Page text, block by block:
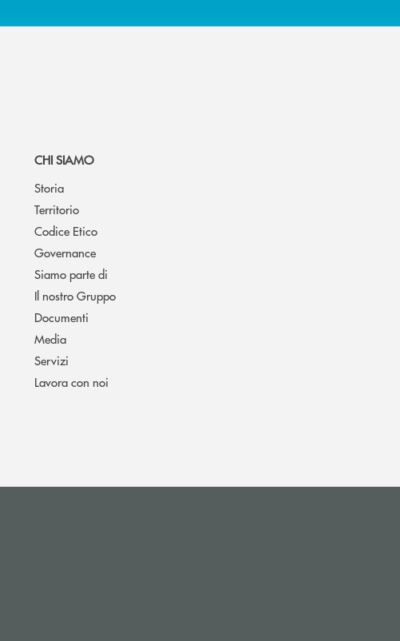
CHI SIAMO
Storia
Territorio
Codice Etico
Governance
Siamo parte di
Il nostro Gruppo
Documenti
Media
Servizi
Lavora con noi